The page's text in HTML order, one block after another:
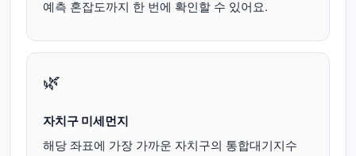
예측 혼잡도까지 한 번에 확인할 수 있어요.
🌿
자치구 미세먼지
해당 좌표에 가장 가까운 자치구의 통합대기지수